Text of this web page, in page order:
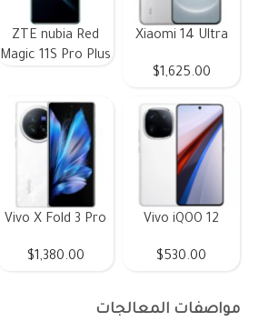
Xiaomi 14 Ultra
$1,625.00
ZTE nubia Red
Magic 11S Pro Plus
Vivo iQOO 12
$530.00
Vivo X Fold 3 Pro
$1,380.00
مواصفات المعالجات